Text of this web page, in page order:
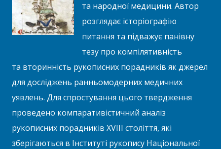
та народної медицини. Автор
розглядає історіографію
питання та підважує панівну
тезу про компілятивність
та вторинність рукописних порадників як джерел
для досліджень ранньомодерних медичних
уявлень. Для спростування цього твердження
проведено компаративістичний аналіз
рукописних порадників XVIII століття, які
зберігаються в Інституті рукопису Національної